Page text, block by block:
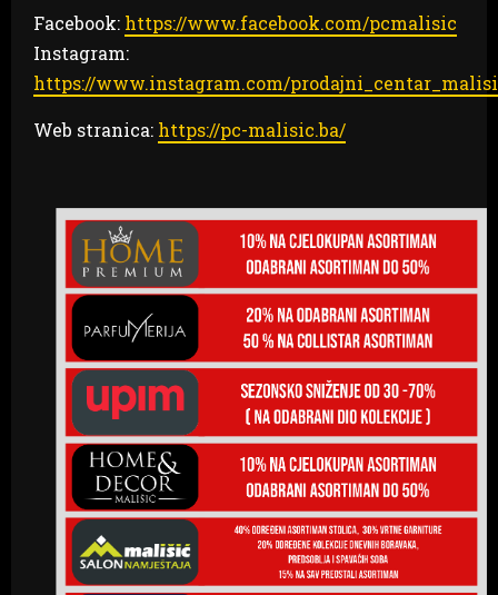
Facebook: https://www.facebook.com/pcmalisic
Instagram:
https://www.instagram.com/
Web stranica: https://pc-malisic.ba/